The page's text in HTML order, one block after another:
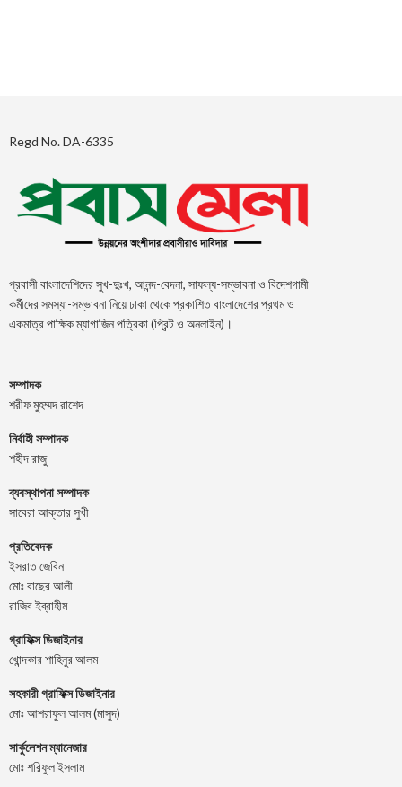
Regd No. DA-6335
প্রবাসী বাংলাদেশিদের সুখ-দুঃখ, আনন্দ-বেদনা, সাফল্য-সম্ভাবনা ও বিদেশগামী
কর্মীদের সমস্যা-সম্ভাবনা নিয়ে ঢাকা থেকে প্রকাশিত বাংলাদেশের প্রথম ও
একমাত্র পাক্ষিক ম্যাগাজিন পত্রিকা (প্রিন্ট ও অনলাইন)।
সম্পাদক
শরীফ মুহম্মদ রাশেদ
নির্বাহী সম্পাদক
শহীদ রাজু
ব্যবস্থাপনা সম্পাদক
সাবেরা আক্তার সুখী
প্রতিবেদক
ইসরাত জেবিন
মোঃ বাছের আলী
রাজিব ইব্রাহীম
গ্রাফিক্স ডিজাইনার
খোন্দকার শাহিনুর আলম
সহকারী গ্রাফিক্স ডিজাইনার
মোঃ আশরাফুল আলম (মাসুদ)
সার্কুলেশন ম্যানেজার
মোঃ শরিফুল ইসলাম